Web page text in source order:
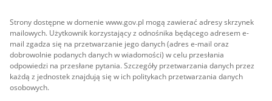
Strony dostępne w domenie www.gov.pl mogą zawierać adresy skrzynek
mailowych. Użytkownik korzystający z odnośnika będącego adresem e-
mail zgadza się na przetwarzanie jego danych (adres e-mail oraz
dobrowolnie podanych danych w wiadomości) w celu przesłania
odpowiedzi na przesłane pytania. Szczegóły przetwarzania danych przez
każdą z jednostek znajdują się w ich politykach przetwarzania danych
osobowych.